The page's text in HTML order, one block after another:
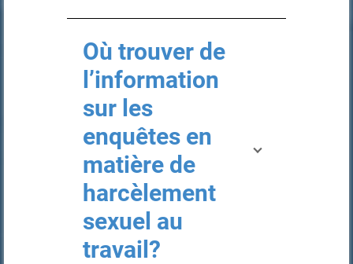
Où trouver de
l’information
sur les
enquêtes en
matière de
harcèlement
sexuel au
travail?